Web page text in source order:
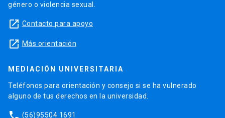
género o violencia sexual.
launch Contacto para apoyo
launch Más orientación
MEDIACIÓN UNIVERSITARIA
Teléfonos para orientación y consejo si se ha vulnerado
alguno de tus derechos en la universidad.
(56)95504 1691